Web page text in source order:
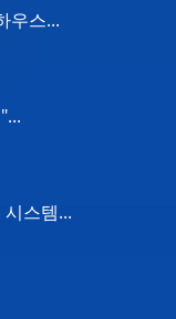
우스...
스템...